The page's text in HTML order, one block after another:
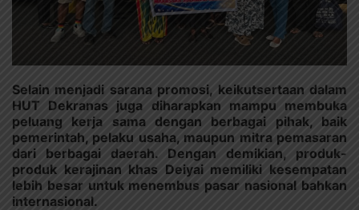
Selain menjadi sarana promosi, keikutsertaan dalam
HUT Dekranas juga diharapkan mampu membuka
peluang kerja sama dengan berbagai pihak, baik
pemerintah, pelaku usaha, maupun mitra pemasaran
dari berbagai daerah. Dengan demikian, produk-
produk kerajinan khas Deiyai memiliki kesempatan
lebih besar untuk menembus pasar nasional bahkan
internasional.